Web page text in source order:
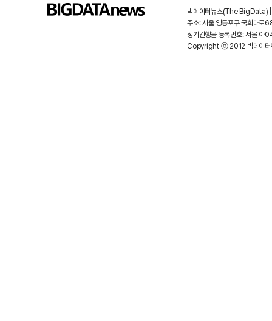
빅데이터뉴스(The BigData) |
주소: 서울 영등포구 국회
정기간행물 등록번호: 서울
Copyright ⓒ 2012 빅데이